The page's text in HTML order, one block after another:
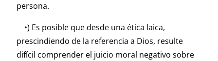
persona.
•) Es posible que desde una ética laica,
prescindiendo de la referencia a Dios, resulte
difícil comprender el juicio moral negativo sobre